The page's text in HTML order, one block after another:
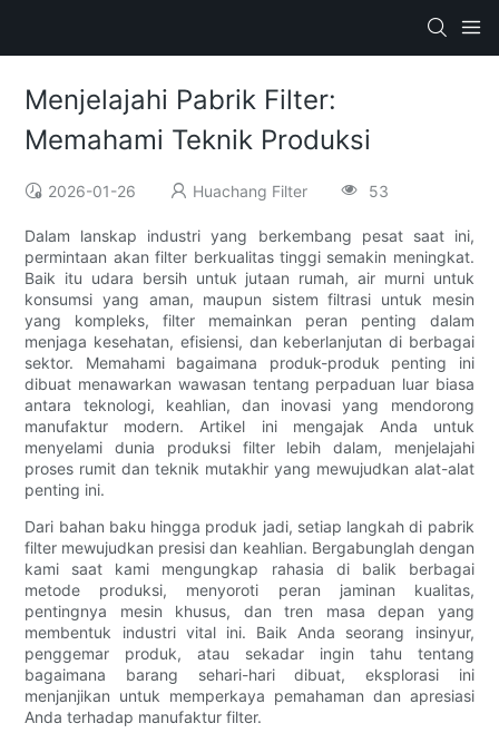
Menjelajahi Pabrik Filter:
Memahami Teknik Produksi
2026-01-26 Huachang Filter 53
Dalam lanskap industri yang berkembang pesat saat ini,
permintaan akan filter berkualitas tinggi semakin meningkat.
Baik itu udara bersih untuk jutaan rumah, air murni untuk
konsumsi yang aman, maupun sistem filtrasi untuk mesin
yang kompleks, filter memainkan peran penting dalam
menjaga kesehatan, efisiensi, dan keberlanjutan di berbagai
sektor. Memahami bagaimana produk-produk penting ini
dibuat menawarkan wawasan tentang perpaduan luar biasa
antara teknologi, keahlian, dan inovasi yang mendorong
manufaktur modern. Artikel ini mengajak Anda untuk
menyelami dunia produksi filter lebih dalam, menjelajahi
proses rumit dan teknik mutakhir yang mewujudkan alat-alat
penting ini.
Dari bahan baku hingga produk jadi, setiap langkah di pabrik
filter mewujudkan presisi dan keahlian. Bergabunglah dengan
kami saat kami mengungkap rahasia di balik berbagai
metode produksi, menyoroti peran jaminan kualitas,
pentingnya mesin khusus, dan tren masa depan yang
membentuk industri vital ini. Baik Anda seorang insinyur,
penggemar produk, atau sekadar ingin tahu tentang
bagaimana barang sehari-hari dibuat, eksplorasi ini
menjanjikan untuk memperkaya pemahaman dan apresiasi
Anda terhadap manufaktur filter.